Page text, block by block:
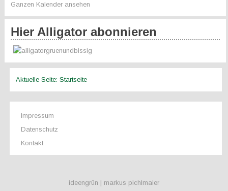
Ganzen Kalender ansehen
Hier Alligator abonnieren
Aktuelle Seite:Startseite
Impressum
Datenschutz
Kontakt
ideengrün | markus pichlmaier